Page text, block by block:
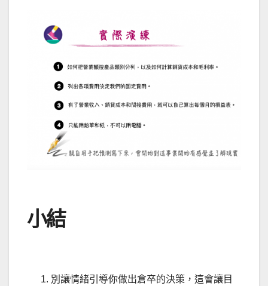
小結
別讓情緒引導你做出倉卒的決策，這會讓目